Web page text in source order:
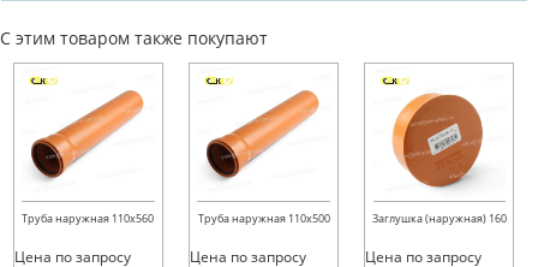
С этим товаром также покупают
Труба наружная 110х560
Цена по запросу
Труба наружная 110х500
Цена по запросу
Заглушка (наружная) 160
Цена по запросу